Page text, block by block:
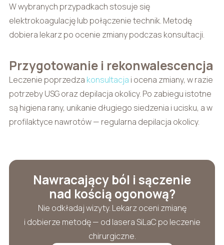
W wybranych przypadkach stosuje się
elektrokoagulację lub połączenie technik. Metodę
dobiera lekarz po ocenie zmiany podczas konsultacji.
Przygotowanie i rekonwalescencja
Leczenie poprzedza konsultacja i ocena zmiany, w razie
potrzeby USG oraz depilacja okolicy. Po zabiegu istotne
są higiena rany, unikanie długiego siedzenia i ucisku, a w
profilaktyce nawrotów — regularna depilacja okolicy.
Nawracający ból i sączenie
nad kością ogonową?
Nie odkładaj wizyty. Lekarz oceni zmianę
i dobierze metodę — od lasera SiLaC po leczenie
chirurgiczne.